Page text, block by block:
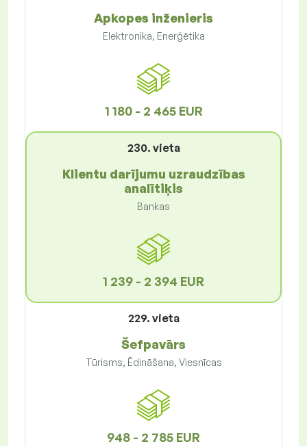
Apkopes inženieris
Elektronika, Enerģētika
1 180 - 2 465 EUR
230. vieta
Klientu darījumu uzraudzības
analītiķis
Bankas
1 239 - 2 394 EUR
229. vieta
Šefpavārs
Tūrisms, Ēdināšana, Viesnīcas
948 - 2 785 EUR